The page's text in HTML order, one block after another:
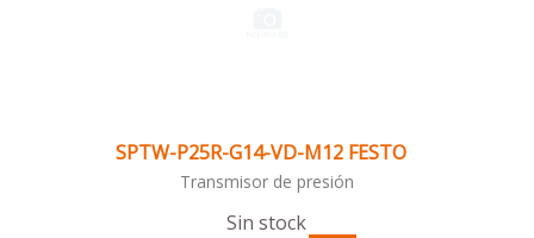
SPTW-P25R-G14-VD-M12 FESTO
Transmisor de presión
Sin stock